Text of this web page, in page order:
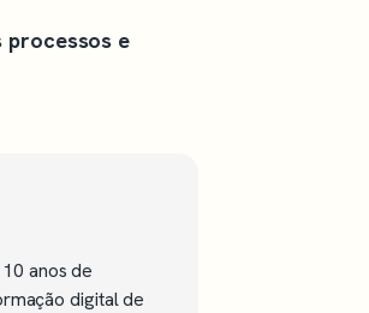
processos e
anos de
digital de